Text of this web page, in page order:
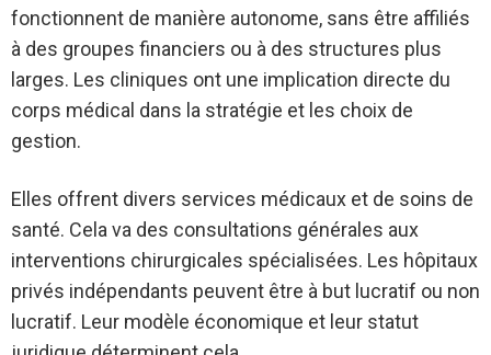
fonctionnent de manière autonome, sans être affiliés
à des groupes financiers ou à des structures plus
larges. Les cliniques ont une implication directe du
corps médical dans la stratégie et les choix de
gestion.
Elles offrent divers services médicaux et de soins de
santé. Cela va des consultations générales aux
interventions chirurgicales spécialisées. Les hôpitaux
privés indépendants peuvent être à but lucratif ou non
lucratif. Leur modèle économique et leur statut